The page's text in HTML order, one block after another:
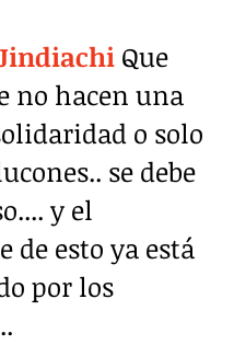
Que
no hacen una
o solo
se debe
y el
de esto ya está
por los